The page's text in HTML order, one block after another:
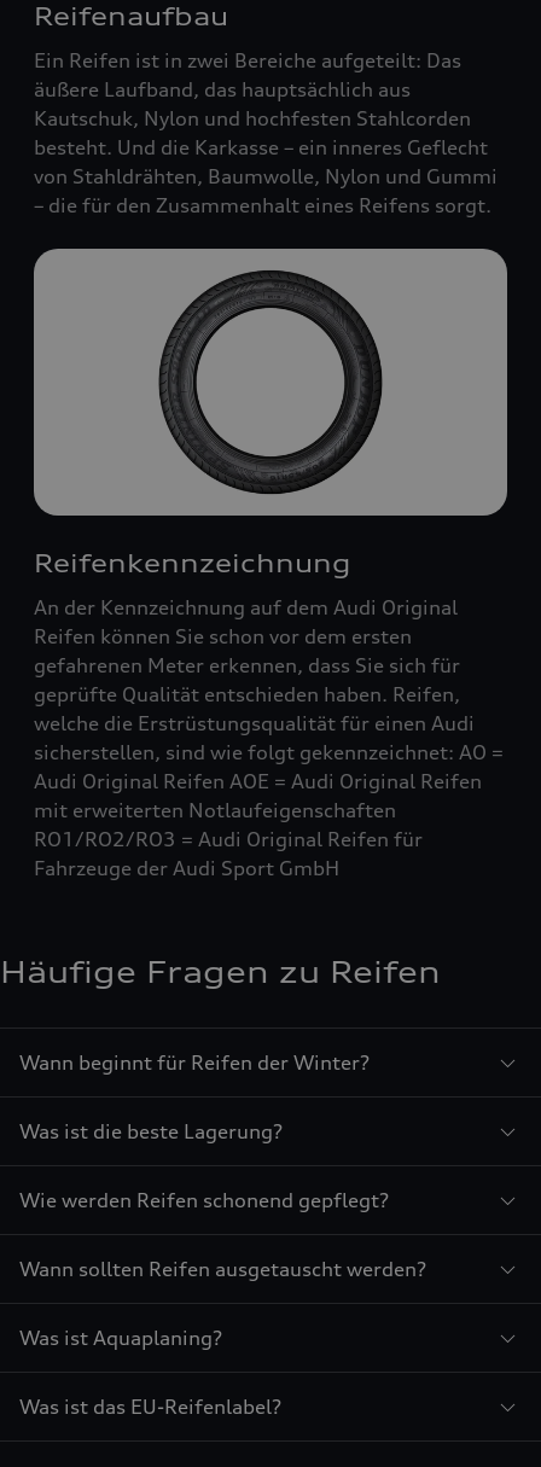
Reifenaufbau
Ein Reifen ist in zwei Bereiche aufgeteilt: Das
äußere Laufband, das hauptsächlich aus
Kautschuk, Nylon und hochfesten Stahlcorden
besteht. Und die Karkasse – ein inneres Geflecht
von Stahldrähten, Baumwolle, Nylon und Gummi
– die für den Zusammenhalt eines Reifens sorgt.
Reifenkennzeichnung
An der Kennzeichnung auf dem Audi Original
Reifen können Sie schon vor dem ersten
gefahrenen Meter erkennen, dass Sie sich für
geprüfte Qualität entschieden haben. Reifen,
welche die Erstrüstungsqualität für einen Audi
sicherstellen, sind wie folgt gekennzeichnet: AO =
Audi Original Reifen AOE = Audi Original Reifen
mit erweiterten Notlaufeigenschaften
RO1/RO2/RO3 = Audi Original Reifen für
Fahrzeuge der Audi Sport GmbH
Häufige Fragen zu Reifen
Wann beginnt für Reifen der Winter?
Was ist die beste Lagerung?
Wie werden Reifen schonend gepflegt?
Wann sollten Reifen ausgetauscht werden?
Was ist Aquaplaning?
Was ist das EU-Reifenlabel?